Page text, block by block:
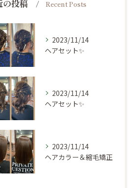
の投稿 Recent Posts
2023/11/14
ヘアセット✨
2023/11/14
ヘアセット✨
2023/11/14
ヘアカラー＆縮毛矯正